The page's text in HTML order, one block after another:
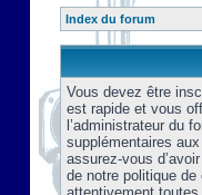
Index du forum
Vous devez être
est rapide et vous
l’administrateur du
supplémentaires
assurez-vous
de notre politique